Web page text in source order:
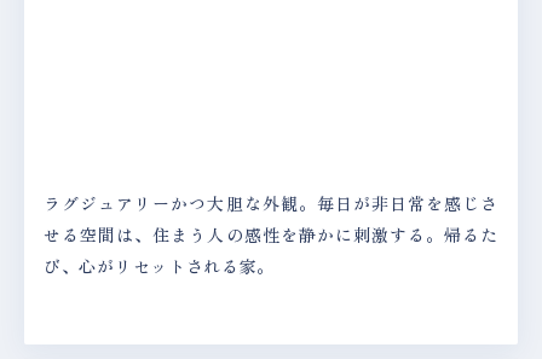
ラグジュアリーかつ大胆な外観。毎日が非日常を感じさ
せる空間は、住まう人の感性を静かに刺激する。帰るた
び、心がリセットされる家。